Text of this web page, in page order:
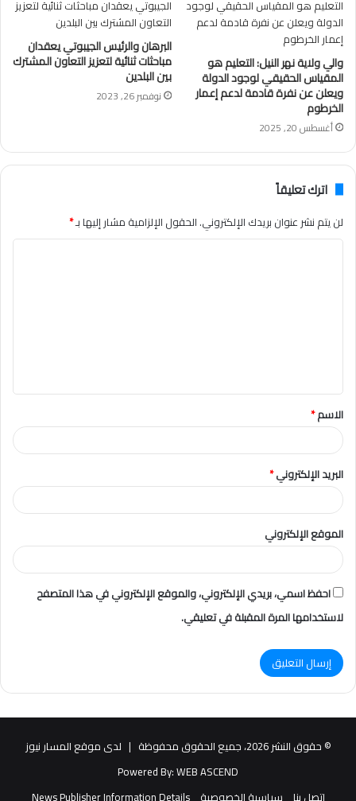
والي ولاية نهر النيل: التعليم هو
المقياس الحقيقي لوجود الدولة
ويعلن عن نفرة قادمة لدعم إعمار
الخرطوم
أغسطس 20, 2025
البرهان والرئيس الجيبوتي يعقدان
مباحثات ثنائية لتعزيز التعاون المشترك
بين البلدين
نوفمبر 26, 2023
اترك تعليقاً
لن يتم نشر عنوان بريدك الإلكتروني.الحقول الإلزامية مشار إليها بـ*
ق
*
الاسم*
البريد الإلكتروني*
الموقع الإلكتروني
احفظ اسمي، بريدي الإلكتروني، والموقع الإلكتروني في هذا المتصفح
لاستخدامها المرة المقبلة في تعليقي.
© حقوق النشر 2026، جميع الحقوق محفوظة |
لدى موقع المسار نيوز
Powered By:WEB ASCEND
اتصل بنا
سياسية الخصوصية News Publisher Information Details